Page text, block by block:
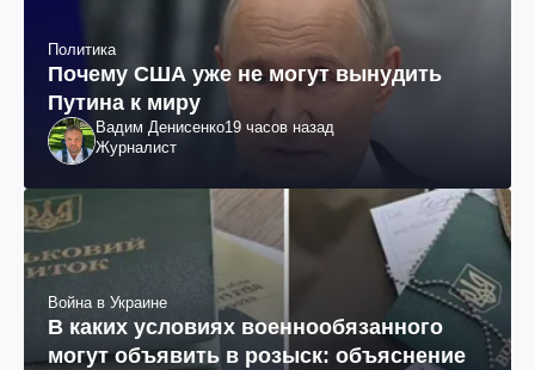
Политика
Почему США уже не могут вынудить
Путина к миру
Вадим Денисенко19 часов назад
Журналист
Война в Украине
В каких условиях военнообязанного
могут объявить в розыск: объяснение